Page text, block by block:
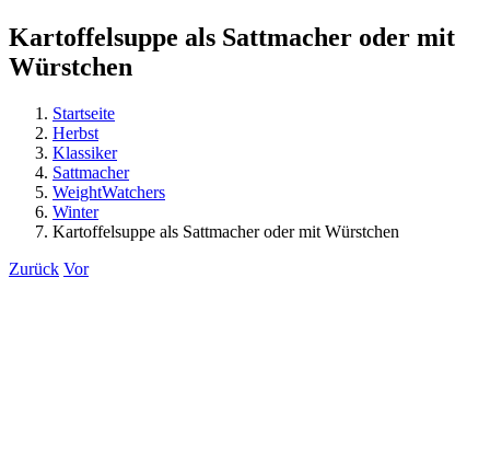
Kartoffelsuppe als Sattmacher oder mit
Würstchen
Startseite
Herbst
Klassiker
Sattmacher
WeightWatchers
Winter
Kartoffelsuppe als Sattmacher oder mit Würstchen
Zurück Vor